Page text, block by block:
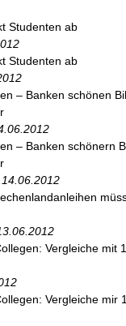
Studenten ab
Studenten ab
– Banken schönen
– Banken schönern
Vergleiche mit
Vergleiche mir